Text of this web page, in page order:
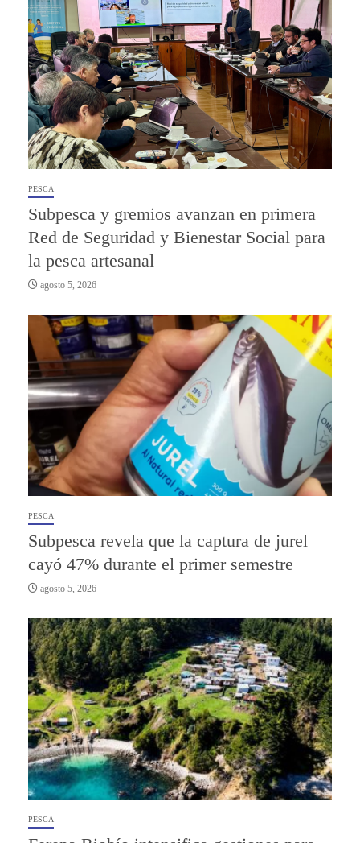
PESCA
Subpesca y gremios avanzan en primera
Red de Seguridad y Bienestar Social para
la pesca artesanal
agosto 5, 2026
PESCA
Subpesca revela que la captura de jurel
cayó 47% durante el primer semestre
agosto 5, 2026
PESCA